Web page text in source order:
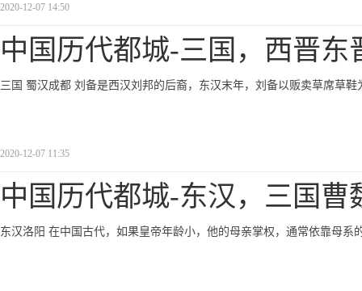
2020-12-07 14:50
中国历代都城-三国，西晋东
三国 蜀汉成都 刘备是西汉刘邦的后裔，东汉末年，刘备以贩卖草席草
2020-12-07 11:35
中国历代都城-东汉，三国曹
东汉洛阳 在中国古代，如果皇帝年龄小，他的母亲掌权，通常依靠母系